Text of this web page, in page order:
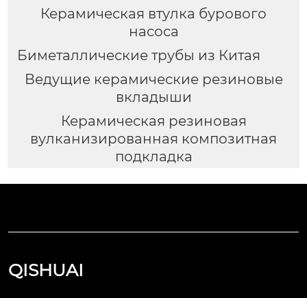
Керамическая втулка бурового
насоса
Биметаллические трубы из Китая
Ведущие керамические резиновые
вкладыши
Керамическая резиновая
вулканизированная композитная
подкладка
QISHUAI